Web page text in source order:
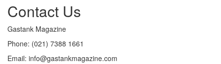
Contact Us
Gastank Magazine
Phone: (021) 7388 1661
Email: info@gastankmagazine.com